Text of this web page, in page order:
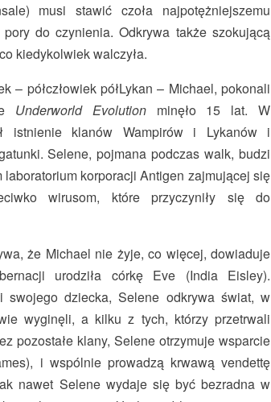
musi stawić czoła najpotężniejszemu
do czynienia. Odkrywa także szokującą
kiedykolwiek walczyła.
– półczłowiek półLykan – Michael, pokonali
Underworld Evolutionminęło 15 lat. W
istnienie klanów Wampirów i Lykanów i
Selene, pojmana podczas walk, budzi
korporacji Antigen zajmującej się
wirusom, które przyczyniły się do
że Michael nie żyje, co więcej, dowiaduje
urodziła córkę Eve (India Eisley).
dziecka, Selene odkrywa świat, w
wyginęli, a kilku z tych, którzy przetrwali
pozostałe klany, Selene otrzymuje wsparcie
i wspólnie prowadzą krwawą vendettę
nawet Selene wydaje się być bezradna w